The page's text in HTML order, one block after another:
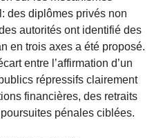
des diplômes privés non
autorités ont identifié des
en trois axes a été proposé.
entre l’affirmation d’un
répressifs clairement
financières, des retraits
pénales ciblées.